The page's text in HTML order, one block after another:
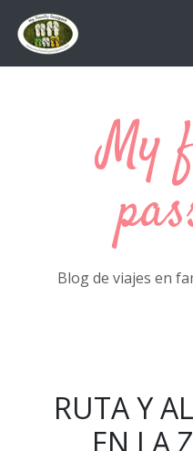
Ir al contenido principal
My
Blog de viajes en
RUTA Y
EN LA